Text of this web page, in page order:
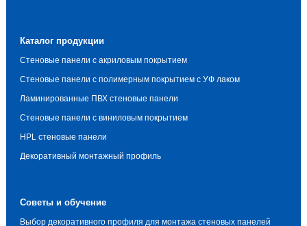
Каталог продукции
Стеновые панели с акриловым покрытием
Стеновые панели с полимерным покрытием с УФ лаком
Ламинированные ПВХ стеновые панели
Стеновые панели с виниловым покрытием
HPL стеновые панели
Декоративный монтажный профиль
Советы и обучение
Выбор декоративного профиля для монтажа стеновых панелей